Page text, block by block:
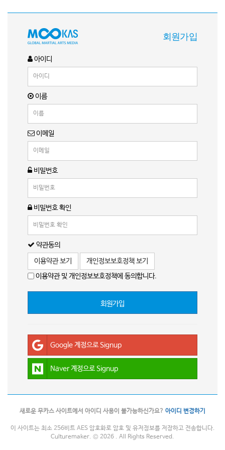
회원가입
아이디
이름
이메일
비밀번호
비밀번호 확인
약관동의
이용약관 보기
개인정보보호정책 보기
이용약관 및 개인정보보호정책에 동의합니다.
회원가입
Google 계정으로 Signup
Naver 계정으로 Signup
새로운 무카스 사이트에서 아이디 사용이 불가능하신가요? 아이디 변경하기
이 사이트는 최소 256비트 AES 암호화로 암호 및 유저정보를 저장하고 전송합니다.
Culturemaker. © 2026 . All Rights Reserved.